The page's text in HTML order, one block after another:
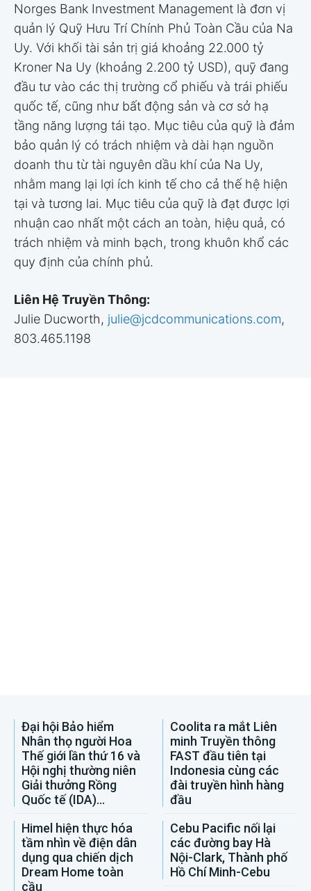
Norges Bank Investment Management là đơn vị
quản lý Quỹ Hưu Trí Chính Phủ Toàn Cầu của Na
Uy. Với khối tài sản trị giá khoảng 22.000 tỷ
Kroner Na Uy (khoảng 2.200 tỷ USD), quỹ đang
đầu tư vào các thị trường cổ phiếu và trái phiếu
quốc tế, cũng như bất động sản và cơ sở hạ
tầng năng lượng tái tạo. Mục tiêu của quỹ là đảm
bảo quản lý có trách nhiệm và dài hạn nguồn
doanh thu từ tài nguyên dầu khí của Na Uy,
nhằm mang lại lợi ích kinh tế cho cả thế hệ hiện
tại và tương lai. Mục tiêu của quỹ là đạt được lợi
nhuận cao nhất một cách an toàn, hiệu quả, có
trách nhiệm và minh bạch, trong khuôn khổ các
quy định của chính phủ.
Liên Hệ Truyền Thông:
Julie Ducworth, julie@jcdcommunications.com,
803.465.1198
Đại hội Bảo hiểm
Nhân thọ người Hoa
Thế giới lần thứ 16 và
Hội nghị thường niên
Giải thưởng Rồng
Quốc tế (IDA)...
Coolita ra mắt Liên
minh Truyền thông
FAST đầu tiên tại
Indonesia cùng các
đài truyền hình hàng
đầu
Himel hiện thực hóa
tầm nhìn về điện dân
dụng qua chiến dịch
Dream Home toàn
cầu
Cebu Pacific nối lại
các đường bay Hà
Nội-Clark, Thành phố
Hồ Chí Minh-Cebu